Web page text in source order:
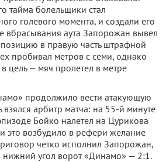
тайма болельщики стал
голевого момента, и создали его
вбрасывания аута Запорожан вывел
в правую часть штрафной
пробивал метров с семи, однако
цель — мяч пролетел в метре
продолжило вести атакующую
взялся арбитр матча: на 55-й минуте
Бойко налетел на Цурикова
это возбудило в рефери желание
четко исполнил Запорожан,
нижний угол ворот «Динамо» — 2:1.